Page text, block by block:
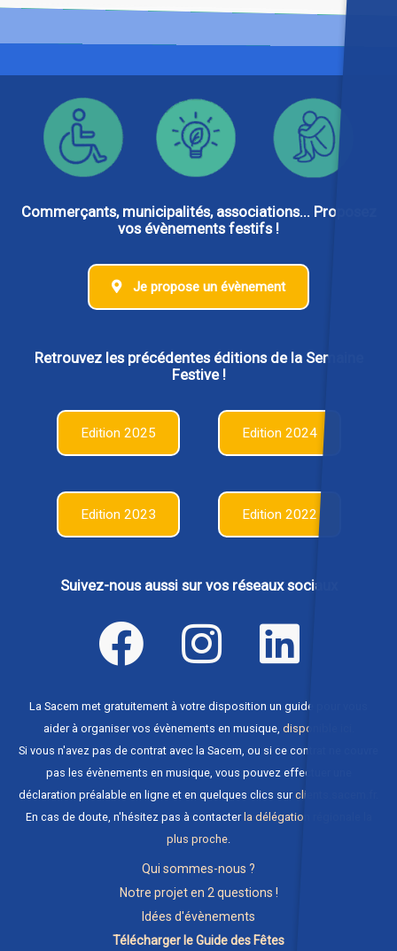
Commerçants, municipalités, associations... Proposez
vos évènements festifs !
Je propose un évènement
Retrouvez les précédentes éditions de la Semaine
Festive !
Edition 2025 Edition 2024
Edition 2023 Edition 2022
Suivez-nous aussi sur vos réseaux sociaux
La Sacem met gratuitement à votre disposition un guide pour vous
aider à organiser vos évènements en musique, disponible ici
Si vous n'avez pas de contrat avec la Sacem, ou si ce contrat ne couvre
pas les évènements en musique, vous pouvez effectuer une
déclaration préalable en ligne et en quelques clics surclients.sacem.fr
En cas de doute, n'hésitez pas à contacter la délégation régionale la
plus proche.
Qui sommes-nous ?
Notre projet en 2 questions !
Idées d'évènements
Télécharger le Guide des Fêtes